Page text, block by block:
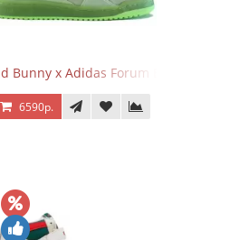
Gray
Bunny x Adidas Forum Buckle Low
6590р.